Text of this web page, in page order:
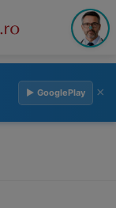
▶ GooglePlay ×